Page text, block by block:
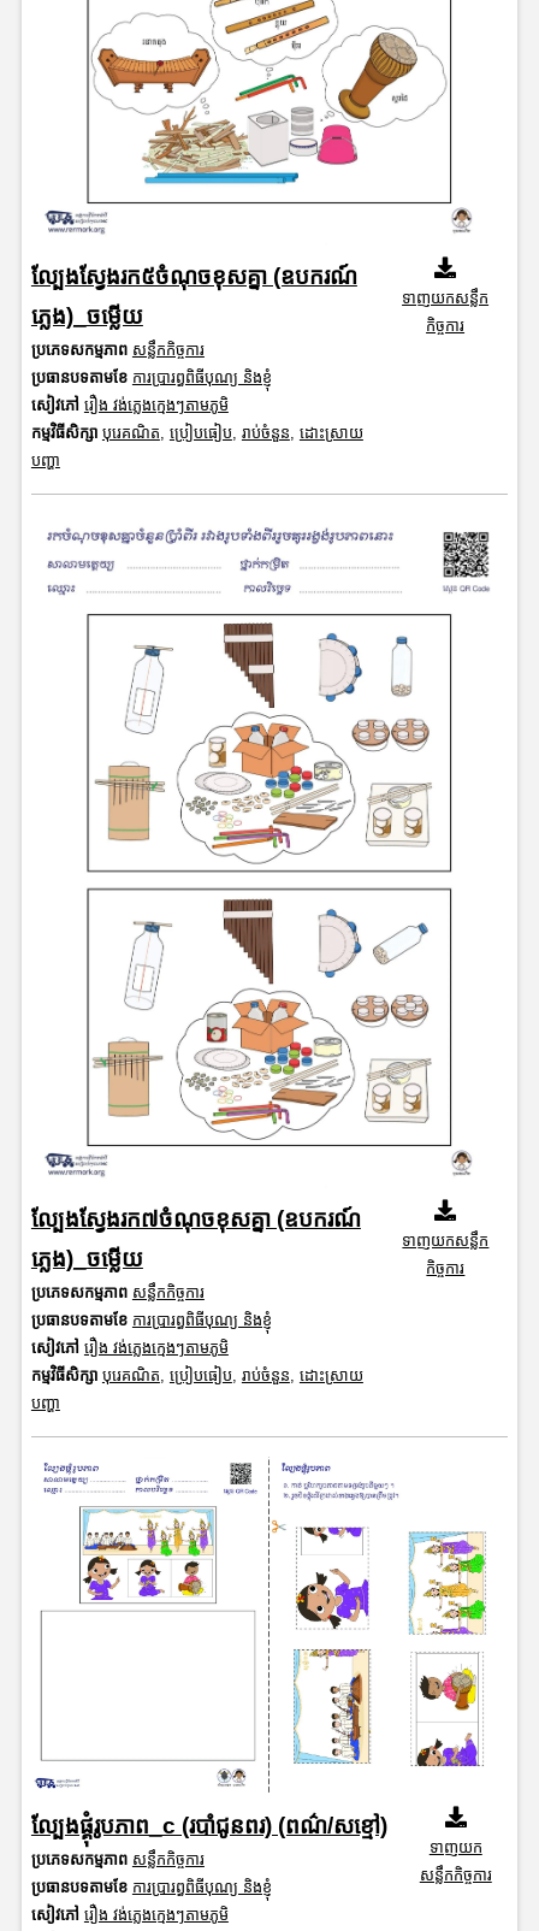
ល្បែងស្វែងរក៥ចំណុចខុសគ្នា (ឧបករណ៍
ភ្លេង)_ចម្លើយ
ប្រភេទសកម្មភាព សន្លឹកកិច្ចការ
ប្រធានបទតាមខែ ការប្រារព្ធពិធីបុណ្យ និងខ្ញុំ
សៀវភៅ រឿង វង់ភ្លេងក្មេងៗតាមភូមិ
កម្មវិធីសិក្សា បុរេគណិត, ប្រៀបធៀប, រាប់ចំនួន, ដោះស្រាយ
បញ្ហា
ទាញយកសន្លឹក
កិច្ចការ
ល្បែងស្វែងរក៧ចំណុចខុសគ្នា (ឧបករណ៍
ភ្លេង)_ចម្លើយ
ប្រភេទសកម្មភាព សន្លឹកកិច្ចការ
ប្រធានបទតាមខែ ការប្រារព្ធពិធីបុណ្យ និងខ្ញុំ
សៀវភៅ រឿង វង់ភ្លេងក្មេងៗតាមភូមិ
កម្មវិធីសិក្សា បុរេគណិត, ប្រៀបធៀប, រាប់ចំនួន, ដោះស្រាយ
បញ្ហា
ទាញយកសន្លឹក
កិច្ចការ
ល្បែងផ្គុំរូបភាព_c (របាំជូនពរ) (ពណ៌/សខ្មៅ)
ប្រភេទសកម្មភាព សន្លឹកកិច្ចការ
ប្រធានបទតាមខែ ការប្រារព្ធពិធីបុណ្យ និងខ្ញុំ
សៀវភៅ រឿង វង់ភ្លេងក្មេងៗតាមភូមិ
ទាញយក
សន្លឹកកិច្ចការ